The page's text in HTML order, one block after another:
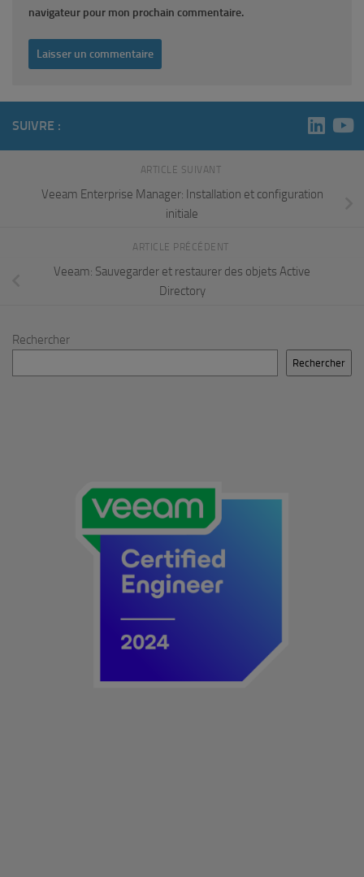
navigateur pour mon prochain commentaire.
SUIVRE :
ARTICLE SUIVANT
Veeam Enterprise Manager: Installation et configuration
initiale
ARTICLE PRÉCÉDENT
Veeam: Sauvegarder et restaurer des objets Active
Directory
Rechercher
Rechercher